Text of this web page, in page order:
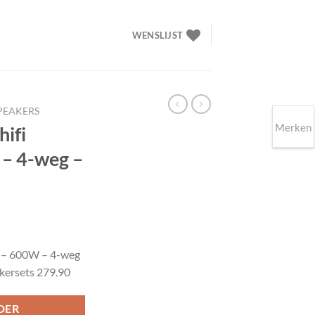
WENSLIJST
4-weg –
600W – 4-weg
279.90
Merken